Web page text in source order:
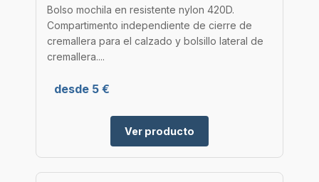
Bolso mochila en resistente nylon 420D.
Compartimento independiente de cierre de
cremallera para el calzado y bolsillo lateral de
cremallera....
desde 5 €
Ver producto